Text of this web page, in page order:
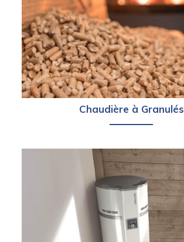
Chaudière à Granulés